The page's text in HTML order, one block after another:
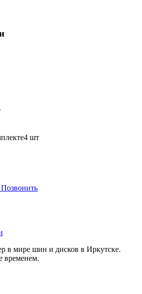
4 шт
в мире шин и дисков в Иркутске.
временем.